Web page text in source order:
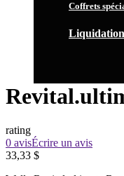
Coffrets
Liquidation
rating
0 avisÉcrire un avis
33,33 $